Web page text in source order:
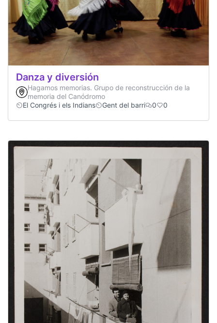
Danza y diversión
Hagamos memorias. Grupo de reconstrucción de la
memoria del Canódromo
El Congrés i els Indians
Gent del barri 0 0